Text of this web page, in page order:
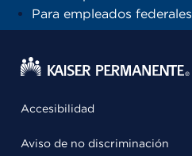
Para empleados federales
Accesibilidad
Aviso de no discriminación